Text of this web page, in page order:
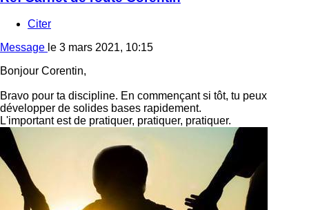
Citer
Message le 3 mars 2021, 10:15
Bonjour Corentin,
Bravo pour ta discipline. En commençant si tôt, tu peux
développer de solides bases rapidement.
L'important est de pratiquer, pratiquer, pratiquer.